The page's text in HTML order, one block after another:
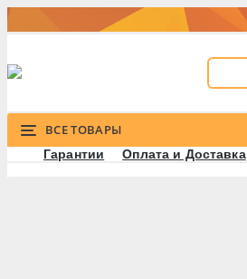
ВСЕ ТОВАРЫ
Гарантии Оплата и Доставка